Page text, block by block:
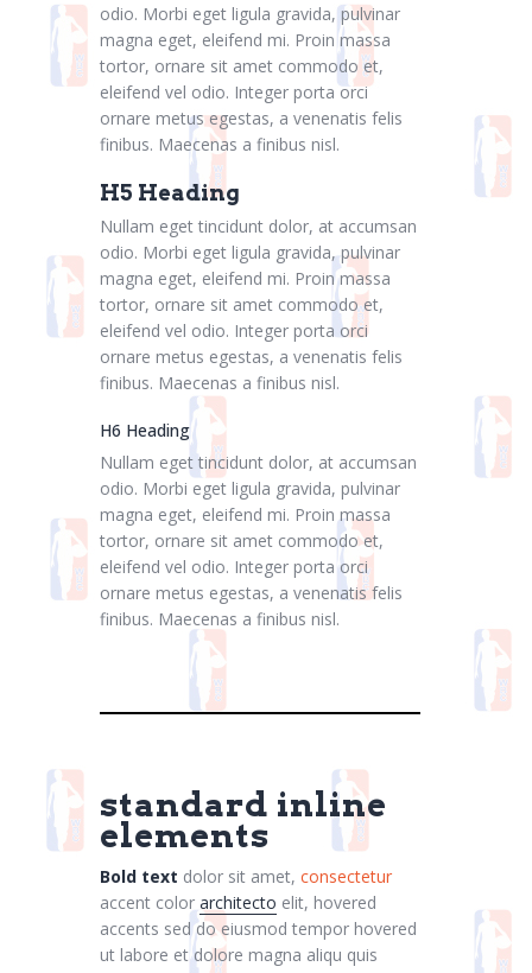
odio. Morbi eget ligula gravida, pulvinar
magna eget, eleifend mi. Proin massa
tortor, ornare sit amet commodo et,
eleifend vel odio. Integer porta orci
ornare metus egestas, a venenatis felis
finibus. Maecenas a finibus nisl.
H5 Heading
Nullam eget tincidunt dolor, at accumsan
odio. Morbi eget ligula gravida, pulvinar
magna eget, eleifend mi. Proin massa
tortor, ornare sit amet commodo et,
eleifend vel odio. Integer porta orci
ornare metus egestas, a venenatis felis
finibus. Maecenas a finibus nisl.
H6 Heading
Nullam eget tincidunt dolor, at accumsan
odio. Morbi eget ligula gravida, pulvinar
magna eget, eleifend mi. Proin massa
tortor, ornare sit amet commodo et,
eleifend vel odio. Integer porta orci
ornare metus egestas, a venenatis felis
finibus. Maecenas a finibus nisl.
standard inline
elements
Bold text dolor sit amet, consectetur
accent color architecto elit, hovered
accents sed do eiusmod tempor hovered
ut labore et dolore magna aliqu quis